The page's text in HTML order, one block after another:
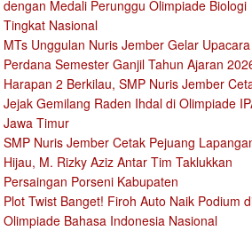
dengan Medali Perunggu Olimpiade Biologi
Tingkat Nasional
MTs Unggulan Nuris Jember Gelar Upacara
Perdana Semester Ganjil Tahun Ajaran
Harapan 2 Berkilau, SMP Nuris Jember
Jejak Gemilang Raden Ihdal di Olimpiade
Jawa Timur
SMP Nuris Jember Cetak Pejuang
Hijau, M. Rizky Aziz Antar Tim Taklukkan
Persaingan Porseni Kabupaten
Plot Twist Banget! Firoh Auto Naik Podium
Olimpiade Bahasa Indonesia Nasional